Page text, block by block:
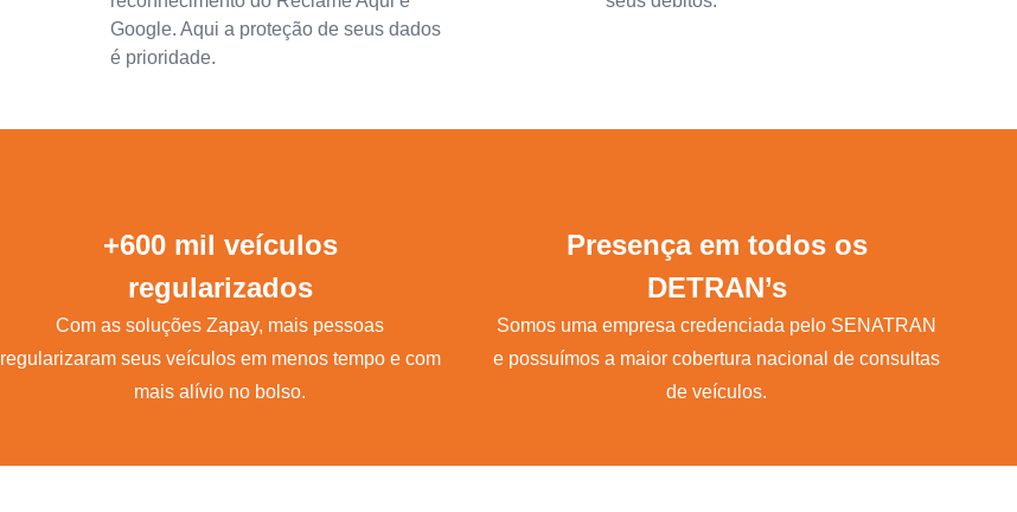
Google. Aqui a proteção de seus dados
é prioridade.
+600 mil veículos
regularizados
Com as soluções Zapay, mais pessoas
regularizaram seus veículos em menos tempo e com
mais alívio no bolso.
Presença em todos os
DETRAN’s
Somos uma empresa credenciada pelo SENATRAN
e possuímos a maior cobertura nacional de consultas
de veículos.